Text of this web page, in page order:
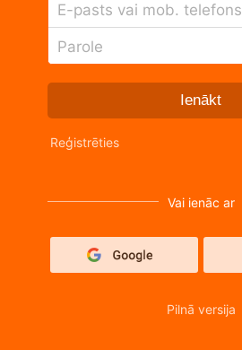
E-pasts vai mob. telefons
Parole
Ienākt
Reģistrēties
Vai ienāc ar
Pilnā versija